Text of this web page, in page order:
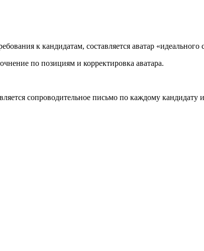
к кандидатам, составляется аватар «идеального
по позициям и корректировка аватара.
сопроводительное письмо по каждому кандидату